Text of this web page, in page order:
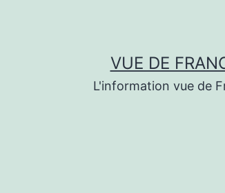
VUE DE
L'information vue de